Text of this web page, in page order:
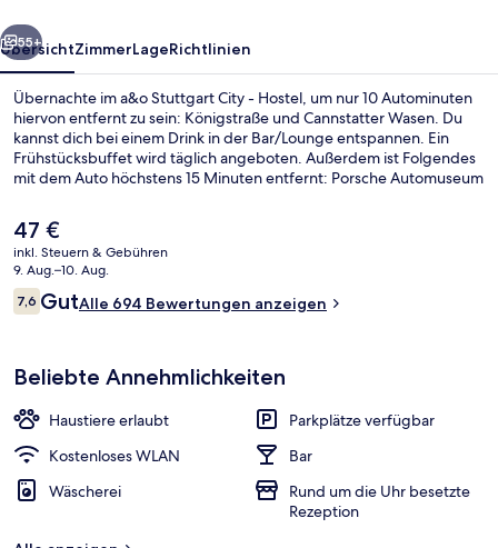
Weiter
55+
ÜbersichtZimmerLageRichtlinien
Übernachte im a&o Stuttgart City - Hostel, um nur 10 Autominuten
hiervon entfernt zu sein: Königstraße und Cannstatter Wasen. Du
kannst dich bei einem Drink in der Bar/Lounge entspannen. Ein
Frühstücksbuffet wird täglich angeboten. Außerdem ist Folgendes
mit dem Auto höchstens 15 Minuten entfernt: Porsche Automuseum
Fußmarsch von den öffentlichen Verkehrsmitteln entfernt: Bis zur U-
Bahn sind es wenige Schritte (U-Bahn-Station Milchhof) bzw. 7
Minuten (U-Bahn-Station Pragfriedhof).
Der
aktuelle
Preis
beträgt
47 €.
47 €
inkl. Steuern & Gebühren
9. Aug.–10. Aug.
Bewertungen
7,67,6 von 10.
GutAlle 694 Bewertungen anzeigen
Beliebte Annehmlichkeiten
Haustiere erlaubt
Parkplätze verfügbar
Kostenloses WLAN
Bar
Wäscherei
Rund um die Uhr besetzte
Rezeption